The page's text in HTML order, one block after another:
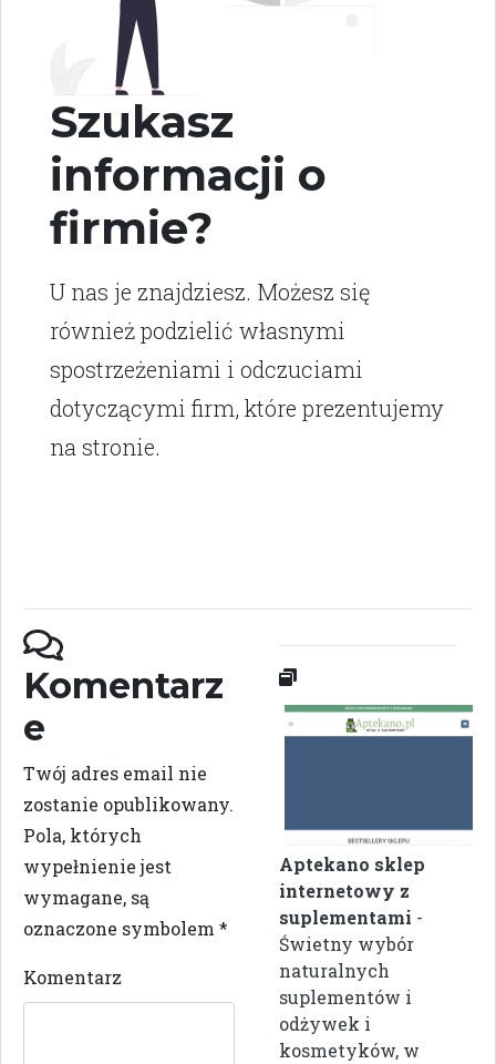
Szukasz
informacji o
firmie?
U nas je znajdziesz. Możesz się
również podzielić własnymi
spostrzeżeniami i odczuciami
dotyczącymi firm, które prezentujemy
na stronie.
Komentarz
e
Twój adres email nie
zostanie opublikowany.
Pola, których
wypełnienie jest
wymagane, są
oznaczone symbolem *
Komentarz
Aptekano sklep
internetowy z
suplementami -
Świetny wybór
naturalnych
suplementów i
odżywek i
kosmetyków, w